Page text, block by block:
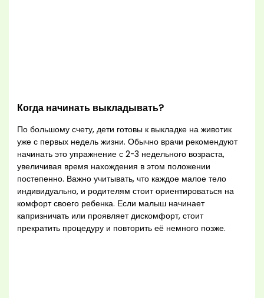
Когда начинать выкладывать?
По большому счету, дети готовы к выкладке на животик
уже с первых недель жизни. Обычно врачи рекомендуют
начинать это упражнение с 2-3 недельного возраста,
увеличивая время нахождения в этом положении
постепенно. Важно учитывать, что каждое малое тело
индивидуально, и родителям стоит ориентироваться на
комфорт своего ребенка. Если малыш начинает
капризничать или проявляет дискомфорт, стоит
прекратить процедуру и повторить её немного позже.